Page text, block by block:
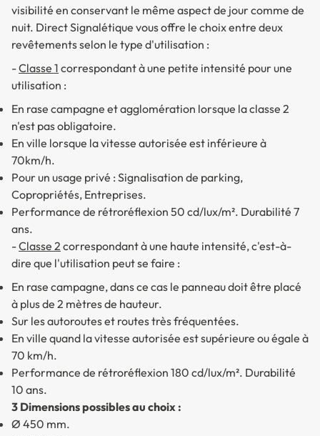
visibilité en conservant le même aspect de jour comme de
nuit. Direct Signalétique vous offre le choix entre deux
revêtements selon le type d'utilisation :
-Classe 1 correspondant à une petite intensité pour une
utilisation :
En rase campagne et agglomération lorsque la classe 2
n'est pas obligatoire.
En ville lorsque la vitesse autorisée est inférieure à
70km/h.
Pour un usage privé : Signalisation de parking,
Copropriétés, Entreprises.
Performance de rétroréflexion 50 cd/lux/m². Durabilité 7
ans.
-Classe 2 correspondant à une haute intensité, c'est-à-
dire que l'utilisation peut se faire :
En rase campagne, dans ce cas le panneau doit être placé
à plus de 2 mètres de hauteur.
Sur les autoroutes et routes très fréquentées.
En ville quand la vitesse autorisée est supérieure ou égale à
70 km/h.
Performance de rétroréflexion 180 cd/lux/m². Durabilité
10 ans.
3 Dimensions possibles au choix :
Ø 450 mm.